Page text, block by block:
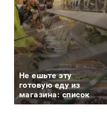
Не ешьте эту
готовую еду из
магазина: список